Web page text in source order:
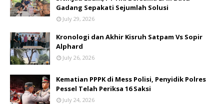
Gadang Sepakati Sejumlah Solusi
July 29, 2026
Kronologi dan Akhir Kisruh Satpam Vs Sopir
Alphard
July 26, 2026
Kematian PPPK di Mess Polisi, Penyidik Polres
Pessel Telah Periksa 16 Saksi
July 24, 2026